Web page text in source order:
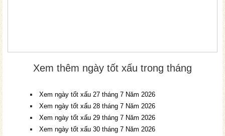
Xem thêm ngày tốt xấu trong tháng
Xem ngày tốt xấu 27 tháng 7 Năm 2026
Xem ngày tốt xấu 28 tháng 7 Năm 2026
Xem ngày tốt xấu 29 tháng 7 Năm 2026
Xem ngày tốt xấu 30 tháng 7 Năm 2026